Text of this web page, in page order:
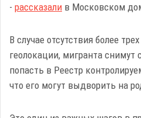
- рассказали в Московском
В случае отсутствия более
геолокации, мигранта снимут
попасть в Реестр
что его могут выдворить на